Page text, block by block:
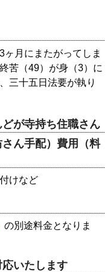
月にまたがってしま
苦（49）が身（3）に
三十五日法要が執り
が寺持ち住職さん
ん手配）費用（料
けなど
の別途料金となりま
いたします